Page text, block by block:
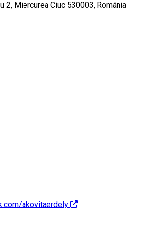
2, Miercurea Ciuc 530003, Románia
akovitaerdely